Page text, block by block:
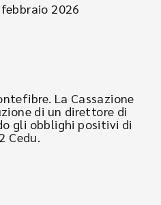
2026
La Cassazione
di un direttore di
gli obblighi positivi di
Cedu.